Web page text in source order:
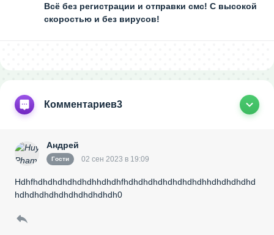
Всё без регистрации и отправки смс! С высокой
скоростью и без вирусов!
Комментариев3
Андрей
Гости 02 сен 2023 в 19:09
Hdhfhdhdhdhdhdhdhhdhdhfhdhdhdhdhdhdhdhdhhdhdhdhdhd
hdhdhdhdhdhdhdhdhdhdh0